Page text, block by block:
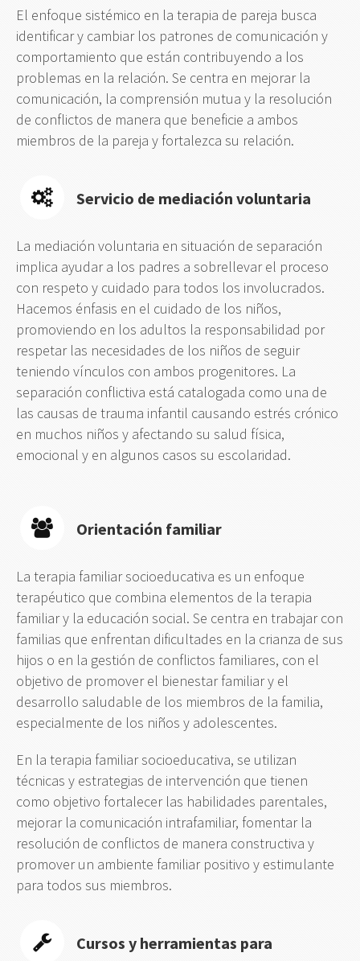
El enfoque sistémico en la terapia de pareja busca
identificar y cambiar los patrones de comunicación y
comportamiento que están contribuyendo a los
problemas en la relación. Se centra en mejorar la
comunicación, la comprensión mutua y la resolución
de conflictos de manera que beneficie a ambos
miembros de la pareja y fortalezca su relación.
Servicio de mediación voluntaria
La mediación voluntaria en situación de separación
implica ayudar a los padres a sobrellevar el proceso
con respeto y cuidado para todos los involucrados.
Hacemos énfasis en el cuidado de los niños,
promoviendo en los adultos la responsabilidad por
respetar las necesidades de los niños de seguir
teniendo vínculos con ambos progenitores. La
separación conflictiva está catalogada como una de
las causas de trauma infantil causando estrés crónico
en muchos niños y afectando su salud física,
emocional y en algunos casos su escolaridad.
Orientación familiar
La terapia familiar socioeducativa es un enfoque
terapéutico que combina elementos de la terapia
familiar y la educación social. Se centra en trabajar con
familias que enfrentan dificultades en la crianza de sus
hijos o en la gestión de conflictos familiares, con el
objetivo de promover el bienestar familiar y el
desarrollo saludable de los miembros de la familia,
especialmente de los niños y adolescentes.
En la terapia familiar socioeducativa, se utilizan
técnicas y estrategias de intervención que tienen
como objetivo fortalecer las habilidades parentales,
mejorar la comunicación intrafamiliar, fomentar la
resolución de conflictos de manera constructiva y
promover un ambiente familiar positivo y estimulante
para todos sus miembros.
Cursos y herramientas para